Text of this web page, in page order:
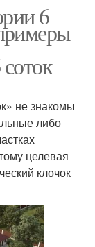
6
не знакомы
либо
целевая
клочок